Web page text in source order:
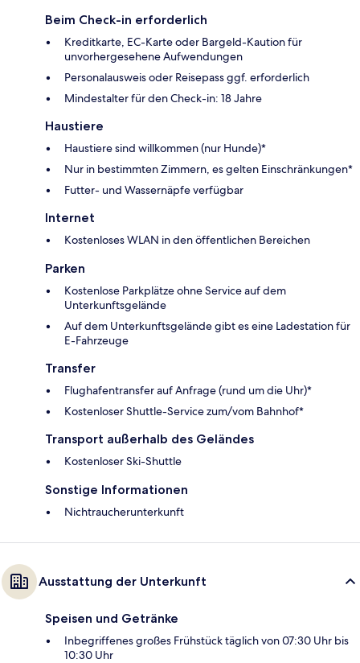
Beim Check-in erforderlich
Kreditkarte, EC-Karte oder Bargeld-Kaution für
unvorhergesehene Aufwendungen
Personalausweis oder Reisepass ggf. erforderlich
Mindestalter für den Check-in: 18 Jahre
Haustiere
Haustiere sind willkommen (nur Hunde)*
Nur in bestimmten Zimmern, es gelten Einschränkungen*
Futter- und Wassernäpfe verfügbar
Internet
Kostenloses WLAN in den öffentlichen Bereichen
Parken
Kostenlose Parkplätze ohne Service auf dem
Unterkunftsgelände
Auf dem Unterkunftsgelände gibt es eine Ladestation für
E-Fahrzeuge
Transfer
Flughafentransfer auf Anfrage (rund um die Uhr)*
Kostenloser Shuttle-Service zum/vom Bahnhof*
Transport außerhalb des Geländes
Kostenloser Ski-Shuttle
Sonstige Informationen
Nichtraucherunterkunft
Ausstattung der Unterkunft
Speisen und Getränke
Inbegriffenes großes Frühstück täglich von 07:30 Uhr bis
10:30 Uhr